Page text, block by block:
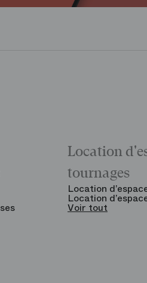
Location
tournages
Location
Location
Voir tout